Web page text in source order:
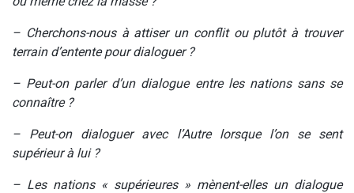
– Cherchons-nous à attiser un conflit ou plutôt à trouver
terrain d’entente pour dialoguer ?
– Peut-on parler d’un dialogue entre les nations sans se
connaître ?
– Peut-on dialoguer avec l’Autre lorsque l’on se sent
supérieur à lui ?
– Les nations « supérieures » mènent-elles un dialogue